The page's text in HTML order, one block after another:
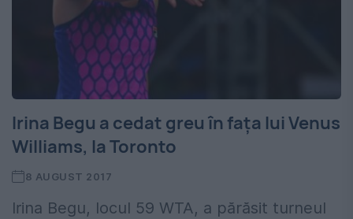
Irina Begu a cedat greu în fața lui Venus
Williams, la Toronto
8 AUGUST 2017
Irina Begu, locul 59 WTA, a părăsit turneul